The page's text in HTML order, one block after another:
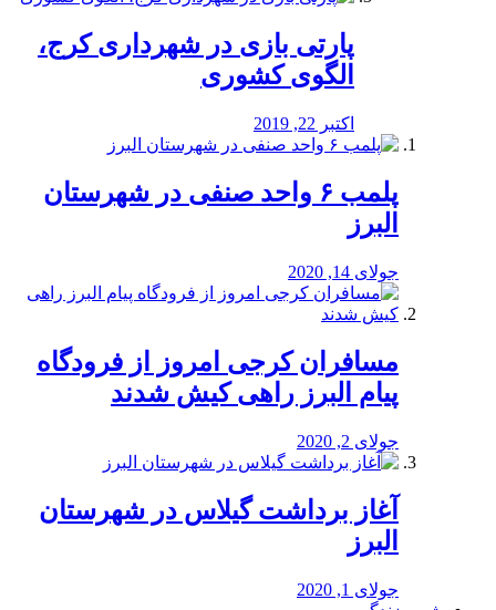
پارتی بازی در شهرداری کرج،
الگوی کشوری
اکتبر 22, 2019
پلمب ۶ واحد صنفی در شهرستان
البرز
جولای 14, 2020
مسافران کرجی امروز از فرودگاه
پیام البرز راهی کیش شدند
جولای 2, 2020
آغاز برداشت گیلاس در شهرستان
البرز
جولای 1, 2020